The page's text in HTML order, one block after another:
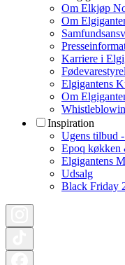
Om Elkjøp
Om
Karriere i
Elgigantens
Om
Inspiration
Ugens tilbud
Epoq køkken
Elgigantens
Udsalg
Black Friday